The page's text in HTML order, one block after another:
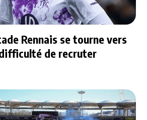
Rennais se tourne vers
de recruter